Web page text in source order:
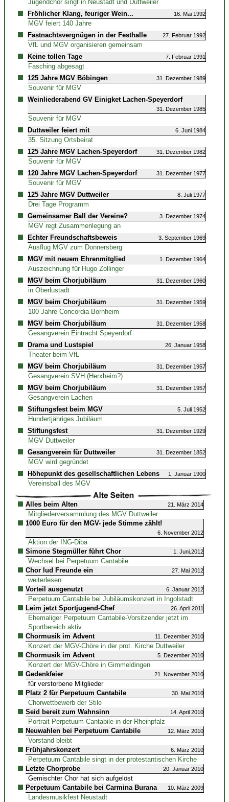
Jugendchor singt in Neustadt und Duttweiler
Fröhlicher Klang, feuriger Wein...
16. Mai 1992
MGV feiert 140 Jahre
Fastnachtsvergnügen in der Festhalle
27. Februar 1992
VfL und MGV organisieren gemeinsam
Keine tollen Tage
7. Februar 1991
Fasching abgesagt
125 Jahre MGV Böbingen
31. Dezember 1989
Souvenir für MGV
Weinliederabend GV Einigket Lachen-Speyerdorf
31. Dezember 1985
Souvenir für MGV
Duttweiler feiert mit
6. Juni 1984
35. Sitzung Ortsbeirat
125 Jahre MGV Lachen-Speyerdorf
31. Dezember 1982
Souvenir für MGV
120 Jahre MGV Lachen-Speyerdorf
31. Dezember 1977
Souvenir für MGV
125 Jahre MGV Duttweiler
8. Juli 1977
Drei Tage Programm
Gemeinsamer Ball der Vereine?
3. Dezember 1974
MGV regt Zusammenlegung an
Echter Freundschaftsbeweis
3. September 1969
Ausflug MGV zum Donnersberg
MGV mit neuem Ehrenmitglied
1. Dezember 1964
Auszeichnung für Hugo Zollinger
MGV beim Chorjubiläum
31. Dezember 1960
in Oberlustadt
MGV beim Chorjubiläum
31. Dezember 1959
100 Jahre Concordia Bornheim
MGV beim Chorjubiläum
31. Dezember 1958
Gesangverein Eintracht Speyerdorf
Drama und Lustspiel
26. Januar 1958
Theater beim VfL
MGV beim Chorjubiläum
31. Dezember 1957
Gesangverein SVH (Herxheim?)
MGV beim Chorjubiläum
31. Dezember 1957
Gesangverein Lachen
Stiftungsfest beim MGV
5. Juli 1952
Hundertjähriges Jubiläum
Stiftungsfest
31. Dezember 1929
MGV Duttweiler
Gesangverein für Duttweiler
31. Dezember 1852
MGV wird gegründet
Höhepunkt des gesellschaftlichen Lebens
1. Januar 1900
Vereinsball des MGV
Alles beim Alten 21. März 2014
Mitgliederversammlung des MGV Duttweiler
1000 Euro für den MGV- jede Stimme zählt!
6. November 2012
Aktion der ING-Diba
Simone Stegmüller führt Chor
1. Juni.2012
Wechsel bei Perpetuum Cantabile
Chor lud Freunde ein
27. Mai 2012
weiterlesen .
Vorteil ausgenutzt
6. Januar 2012
Perpetuum Cantabile bei Jubiläumskonzert in Ingolstadt
Leim jetzt Sportjugend-Chef
26. April 2011
Ehemaliger Perpetuum Cantabile-Vorsitzender jetzt im
Sportbereich aktiv
Chormusik im Advent
11. Dezember 2010
Konzert der MGV-Chöre in der prot. Kirche Duttweiler
Chormusik im Advent
5. Dezember 2010
Konzert der MGV-Chöre in Gimmeldingen
Gedenkfeier
21. November 2010
für verstorbene Mitglieder
Platz 2 für Perpetuum Cantabile
30. Mai 2010
Chorwettbewerb der Stile
Seid bereit zum Wahnsinn
14. April 2010
Portrait Perpetuum Cantabile in der Rheinpfalz
Neuwahlen bei Perpetuum Cantabile
12. März 2010
Vorstand bleibt
Frühjahrskonzert
6. März 2010
Perpetuum Cantabile singt in der protestantischen Kirche
Letzte Chorprobe
20. Januar 2010
Gemischter Chor hat sich aufgelöst
Perpetuum Cantabile bei Carmina Burana
10. März 2009
Landesmusikfest Neustadt